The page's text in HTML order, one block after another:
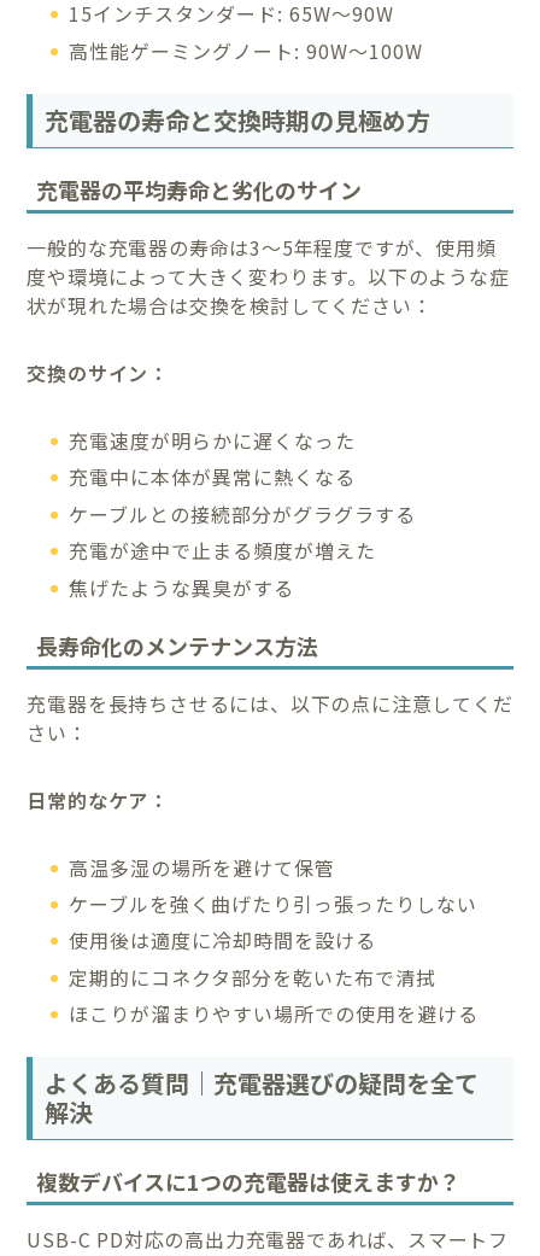
15インチスタンダード: 65W～90W
高性能ゲーミングノート: 90W～100W
充電器の寿命と交換時期の見極め方
充電器の平均寿命と劣化のサイン
一般的な充電器の寿命は3～5年程度ですが、使用頻
度や環境によって大きく変わります。以下のような症
状が現れた場合は交換を検討してください：
交換のサイン：
充電速度が明らかに遅くなった
充電中に本体が異常に熱くなる
ケーブルとの接続部分がグラグラする
充電が途中で止まる頻度が増えた
焦げたような異臭がする
長寿命化のメンテナンス方法
充電器を長持ちさせるには、以下の点に注意してくだ
さい：
日常的なケア：
高温多湿の場所を避けて保管
ケーブルを強く曲げたり引っ張ったりしない
使用後は適度に冷却時間を設ける
定期的にコネクタ部分を乾いた布で清拭
ほこりが溜まりやすい場所での使用を避ける
よくある質問｜充電器選びの疑問を全て
解決
複数デバイスに1つの充電器は使えますか？
USB-C PD対応の高出力充電器であれば、スマートフ